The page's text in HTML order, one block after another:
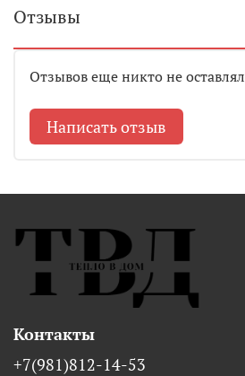
Отзывы
Отзывов еще никто не оставлял
Написать отзыв
Контакты
+7(981)812-14-53